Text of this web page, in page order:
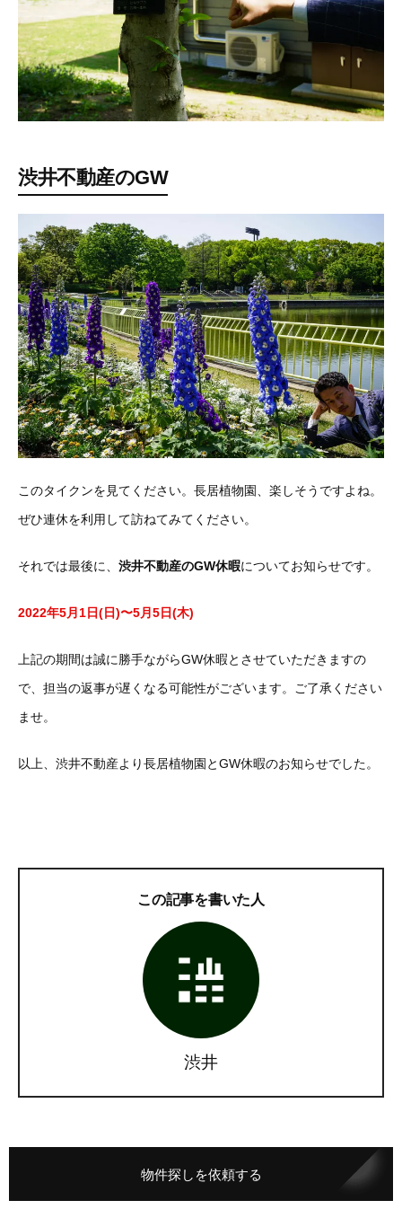
渋井不動産のGW
このタイクンを見てください。長居植物園、楽しそうですよね。
ぜひ連休を利用して訪ねてみてください。
それでは最後に、 渋井不動産のGW休暇についてお知らせです。
2022年5月1日(日)〜5月5日(木)
上記の期間は誠に勝手ながらGW休暇とさせていただきますの
で、担当の返事が遅くなる可能性がございます。ご了承ください
ませ。
以上、渋井不動産より長居植物園とGW休暇のお知らせでした。
この記事を書いた人
渋井
物件探しを依頼する